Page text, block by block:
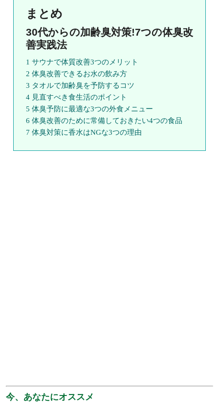
まとめ
30代からの加齢臭対策!7つの体臭改
善実践法
1 サウナで体質改善3つのメリット
2 体臭改善できるお水の飲み方
3 タオルで加齢臭を予防するコツ
4 見直すべき食生活のポイント
5 体臭予防に最適な3つの外食メニュー
6 体臭改善のために常備しておきたい4つの食品
7 体臭対策に香水はNGな3つの理由
今、あなたにオススメ